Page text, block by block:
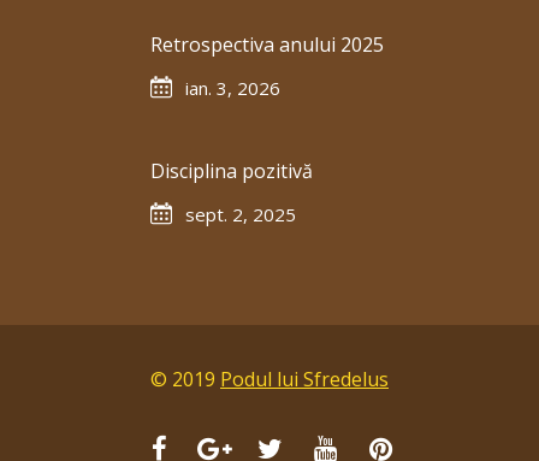
Retrospectiva anului 2025
ian. 3, 2026
Disciplina pozitivă
sept. 2, 2025
© 2019 Podul lui Sfredelus